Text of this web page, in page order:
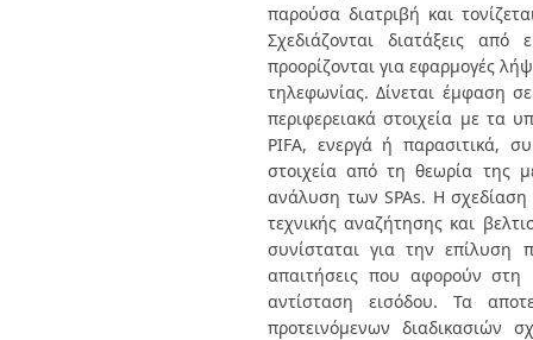
παρούσα διατριβή και
Σχεδιάζονται διατάξεις
προορίζονται για εφαρμογές
τηλεφωνίας. Δίνεται έμφαση
περιφερειακά στοιχεία με τα
PIFA, ενεργά ή παρασιτικά,
στοιχεία από τη θεωρία της
ανάλυση των SPAs. Η σχεδίαση
τεχνικής αναζήτησης και
συνίσταται για την επίλυση
απαιτήσεις που αφορούν στη
αντίσταση εισόδου. Τα
προτεινόμενων διαδικασιών